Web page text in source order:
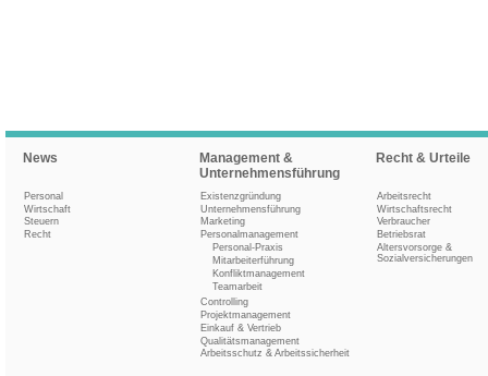
News
Personal
Wirtschaft
Steuern
Recht
Management &
Unternehmensführung
Existenzgründung
Unternehmensführung
Marketing
Personalmanagement
Personal-Praxis
Mitarbeiterführung
Konfliktmanagement
Teamarbeit
Controlling
Projektmanagement
Einkauf & Vertrieb
Qualitätsmanagement
Arbeitsschutz & Arbeitssicherheit
Recht & Urteile
Arbeitsrecht
Wirtschaftsrecht
Verbraucher
Betriebsrat
Altersvorsorge &
Sozialversicherungen